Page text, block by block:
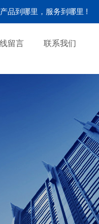
产品到哪里，服务到哪里 !
留言 联系我们